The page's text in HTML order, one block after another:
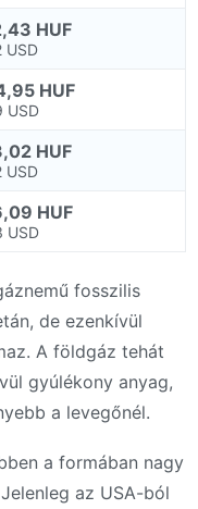
HUF
USD
HUF
USD
HUF
USD
HUF
USD
fosszilis
de ezenkívül
A földgáz tehát
gyúlékony anyag,
a levegőnél.
a formában nagy
az USA-ból